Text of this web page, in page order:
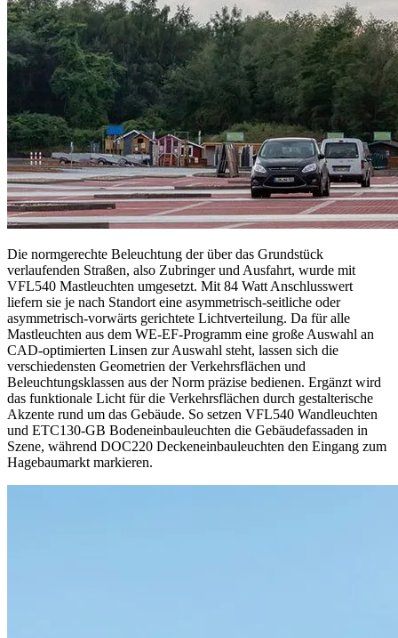
Die normgerechte Beleuchtung der über das Grundstück
verlaufenden Straßen, also Zubringer und Ausfahrt, wurde mit
VFL540 Mastleuchten umgesetzt. Mit 84 Watt Anschlusswert
liefern sie je nach Standort eine asymmetrisch-seitliche oder
asymmetrisch-vorwärts gerichtete Lichtverteilung. Da für alle
Mastleuchten aus dem WE-EF-Programm eine große Auswahl an
CAD-optimierten Linsen zur Auswahl steht, lassen sich die
verschiedensten Geometrien der Verkehrsflächen und
Beleuchtungsklassen aus der Norm präzise bedienen. Ergänzt wird
das funktionale Licht für die Verkehrsflächen durch gestalterische
Akzente rund um das Gebäude. So setzen VFL540 Wandleuchten
und ETC130-GB Bodeneinbauleuchten die Gebäudefassaden in
Szene, während DOC220 Deckeneinbauleuchten den Eingang zum
Hagebaumarkt markieren.